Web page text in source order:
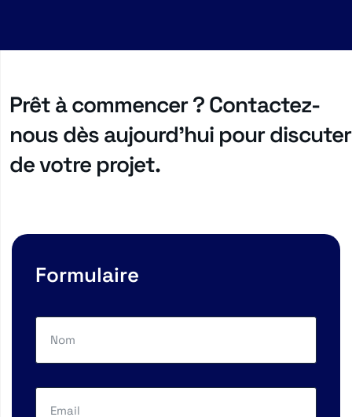
Prêt à commencer ? Contactez-
nous dès aujourd'hui pour discuter
de votre projet.
Formulaire